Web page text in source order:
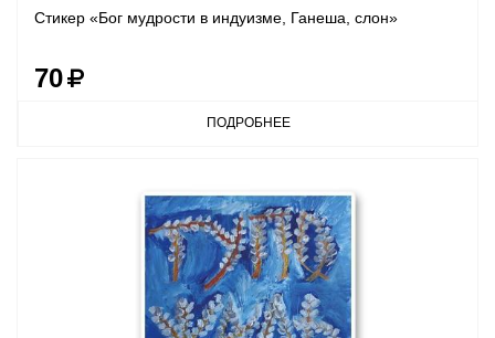
Стикер «Бог мудрости в индуизме, Ганеша, слон»
70
ПОДРОБНЕЕ